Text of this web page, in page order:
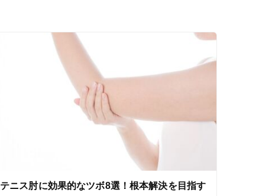
ネット予約
送迎あり
テニス肘に効果的なツボ8選！根本解決を目指す